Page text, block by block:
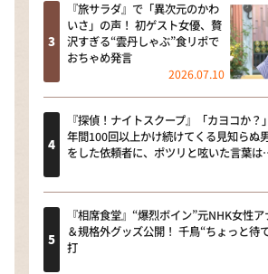
『旅サラダ』で「異次元のかわ
いさ」の声！ 初ゲスト女優、贅
沢すぎる“雲丹しゃぶ”食リポで
おちゃめ発言
2026.07.10
『探偵！ナイトスクープ』「カヨコか
年間100回以上かけ続けてくる見知らぬ
をした依頼者に、ポツリと呟いた言葉
『相席食堂』“爆烈ボイン”元NHK女性
＆規格外グッズ公開！ 千鳥“ちょっと待
打